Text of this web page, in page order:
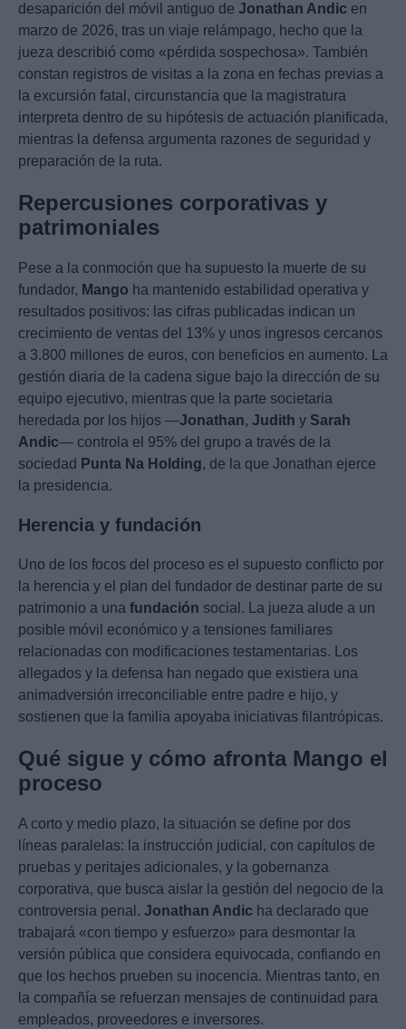
desaparición del móvil antiguo de Jonathan Andic en
marzo de 2026, tras un viaje relámpago, hecho que la
jueza describió como «pérdida sospechosa». También
constan registros de visitas a la zona en fechas previas a
la excursión fatal, circunstancia que la magistratura
interpreta dentro de su hipótesis de actuación planificada,
mientras la defensa argumenta razones de seguridad y
preparación de la ruta.
Repercusiones corporativas y
patrimoniales
Pese a la conmoción que ha supuesto la muerte de su
fundador, Mango ha mantenido estabilidad operativa y
resultados positivos: las cifras publicadas indican un
crecimiento de ventas del 13% y unos ingresos cercanos
a 3.800 millones de euros, con beneficios en aumento. La
gestión diaria de la cadena sigue bajo la dirección de su
equipo ejecutivo, mientras que la parte societaria
heredada por los hijos —Jonathan, Judith y Sarah
Andic— controla el 95% del grupo a través de la
sociedad Punta Na Holding, de la que Jonathan ejerce
la presidencia.
Herencia y fundación
Uno de los focos del proceso es el supuesto conflicto por
la herencia y el plan del fundador de destinar parte de su
patrimonio a una fundación social. La jueza alude a un
posible móvil económico y a tensiones familiares
relacionadas con modificaciones testamentarias. Los
allegados y la defensa han negado que existiera una
animadversión irreconciliable entre padre e hijo, y
sostienen que la familia apoyaba iniciativas filantrópicas.
Qué sigue y cómo afronta Mango el
proceso
A corto y medio plazo, la situación se define por dos
líneas paralelas: la instrucción judicial, con capítulos de
pruebas y peritajes adicionales, y la gobernanza
corporativa, que busca aislar la gestión del negocio de la
controversia penal. Jonathan Andic ha declarado que
trabajará «con tiempo y esfuerzo» para desmontar la
versión pública que considera equivocada, confiando en
que los hechos prueben su inocencia. Mientras tanto, en
la compañía se refuerzan mensajes de continuidad para
empleados, proveedores e inversores.